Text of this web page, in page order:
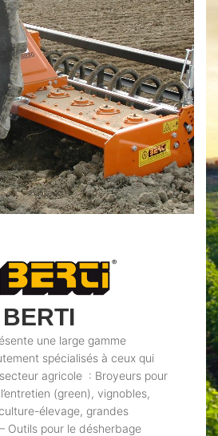
BERTI
une large gamme
spécialisés à ceux qui
agricole : Broyeurs pour
(green), vignobles,
élevage, grandes
Outils pour le désherbage